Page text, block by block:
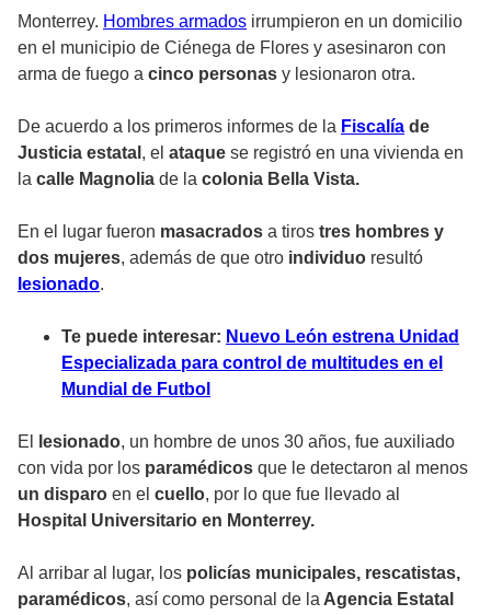
Monterrey. Hombres armados irrumpieron en un domicilio
en el municipio de Ciénega de Flores y asesinaron con
arma de fuego a cinco personas y lesionaron otra.
De acuerdo a los primeros informes de la Fiscalía de
Justicia estatal , el ataque se registró en una vivienda en
la calle Magnolia de la colonia Bella Vista.
En el lugar fueron masacrados a tiros tres hombres y
dos mujeres, además de que otro individuo resultó
lesionado.
Te puede interesar: Nuevo León estrena Unidad
Especializada para control de multitudes en el
Mundial de Futbol
El lesionado, un hombre de unos 30 años, fue auxiliado
con vida por los paramédicos que le detectaron al menos
un disparo en el cuello, por lo que fue llevado al
Hospital Universitario en Monterrey.
Al arribar al lugar, los policías municipales, rescatistas,
paramédicos, así como personal de la Agencia Estatal